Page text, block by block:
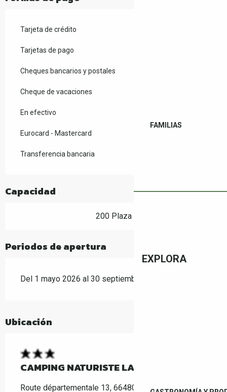
FAMILIAS
EXPLORA
Tarjeta de crédito
Tarjetas de pago
Cheques bancarios y postales
Cheque de vacaciones
En efectivo
Eurocard - Mastercard
Transferencia bancaria
Capacidad
200 Plaza
Periodos de apertura
Del 1 mayo 2026 al 30 septiembre 2026
Ubicación
CAMPING NATURISTE LA CLAPÈRE
Route départementale 13, 66480 Maureillas-las-